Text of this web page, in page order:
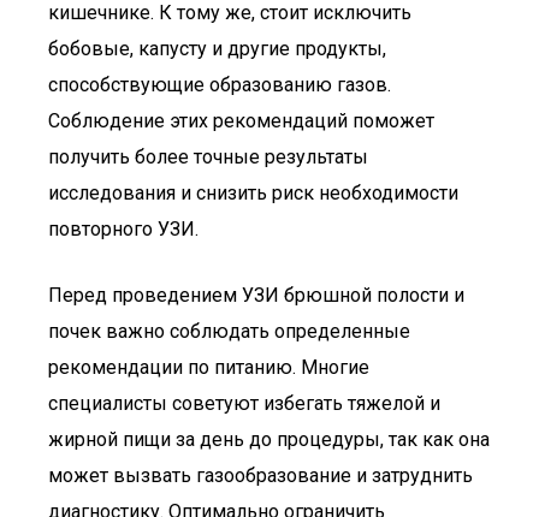
кишечнике. К тому же, стоит исключить
бобовые, капусту и другие продукты,
способствующие образованию газов.
Соблюдение этих рекомендаций поможет
получить более точные результаты
исследования и снизить риск необходимости
повторного УЗИ.
Перед проведением УЗИ брюшной полости и
почек важно соблюдать определенные
рекомендации по питанию. Многие
специалисты советуют избегать тяжелой и
жирной пищи за день до процедуры, так как она
может вызвать газообразование и затруднить
диагностику. Оптимально ограничить